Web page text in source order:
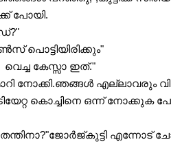
പോയി.
പൊട്ടിയിരിക്കും"
വെച്ച കേസ്സാ ഇത്."
നോക്കി.ഞങ്ങൾ എല്ലാവരും
കൊച്ചിനെ ഒന്ന് നോക്കുക
"കളസ,എന്ന് പറഞ്ഞാൽ നിക്കർ എന്നല്ലേ അർഥം?